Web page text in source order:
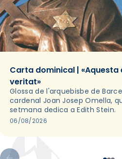
Carta dominical | «Aquesta
veritat»
Glossa de l'arquebisbe de
cardenal Joan Josep Omella,
setmana dedica a Edith Stein.
06/08/2026